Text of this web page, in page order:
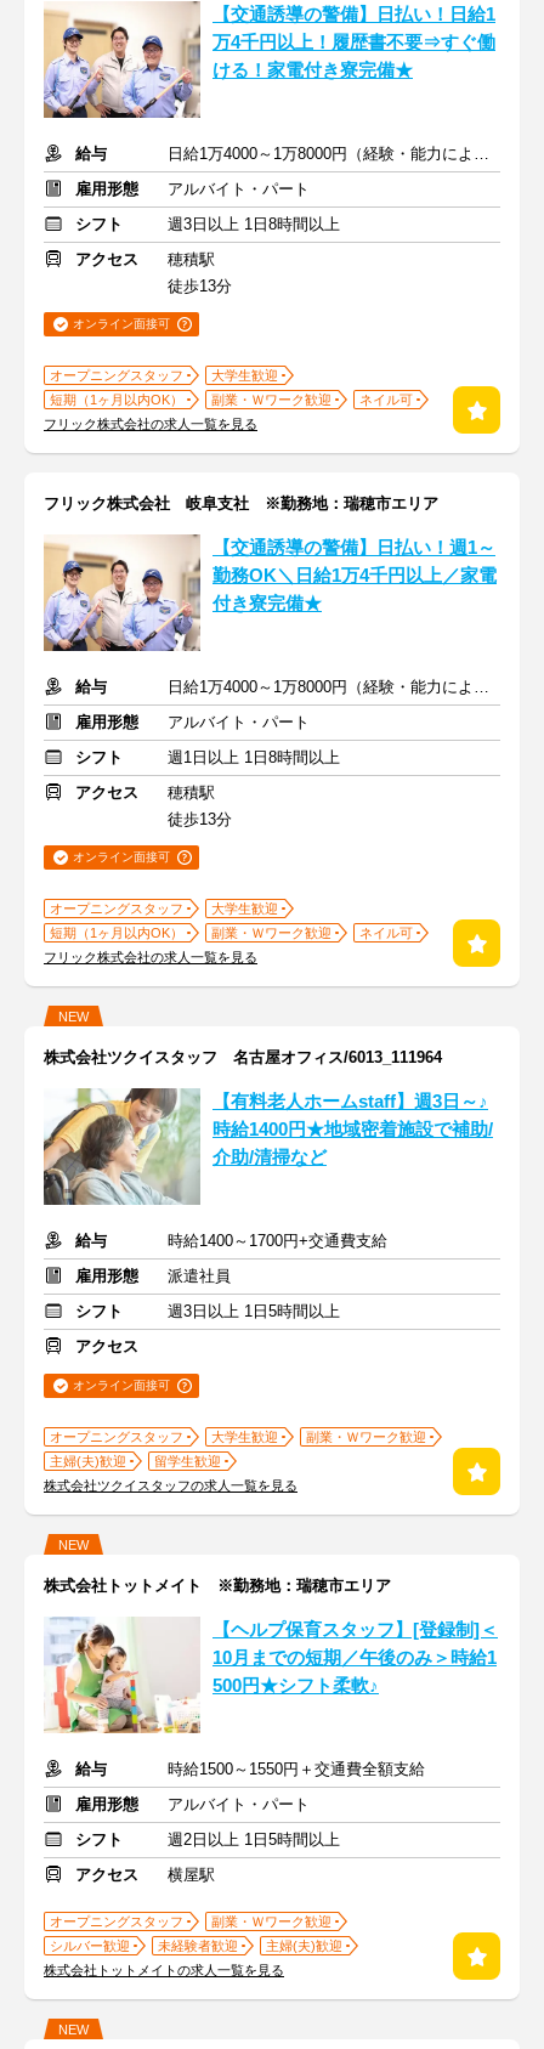
【交通誘導の警備】日払い！日給1
万4千円以上！履歴書不要⇒すぐ働
ける！家電付き寮完備★
給与
日給1万4000～1万8000円（経験・能力による）
雇用形態
アルバイト・パート
シフト
週3日以上 1日8時間以上
アクセス
穂積駅
徒歩13分
オンライン面接可
オープニングスタッフ
大学生歓迎
短期（1ヶ月以内OK）
副業・Ｗワーク歓迎
ネイル可
フリック株式会社の求人一覧を見る
フリック株式会社 岐阜支社 ※勤務地：瑞穂市エリア
【交通誘導の警備】日払い！週1～
勤務OK＼日給1万4千円以上／家電
付き寮完備★
給与
日給1万4000～1万8000円（経験・能力による）
雇用形態
アルバイト・パート
シフト
週1日以上 1日8時間以上
アクセス
穂積駅
徒歩13分
オンライン面接可
オープニングスタッフ
大学生歓迎
短期（1ヶ月以内OK）
副業・Ｗワーク歓迎
ネイル可
フリック株式会社の求人一覧を見る
NEW
株式会社ツクイスタッフ 名古屋オフィス/6013_111964
【有料老人ホームstaff】週3日～♪
時給1400円★地域密着施設で補助/
介助/清掃など
給与
時給1400～1700円+交通費支給
雇用形態
派遣社員
シフト
週3日以上 1日5時間以上
アクセス
オンライン面接可
オープニングスタッフ 大学生歓迎
副業・Ｗワーク歓迎
主婦(夫)歓迎
留学生歓迎
株式会社ツクイスタッフの求人一覧を見る
NEW
株式会社トットメイト ※勤務地：瑞穂市エリア
【ヘルプ保育スタッフ】[登録制]＜
10月までの短期／午後のみ＞時給1
500円★シフト柔軟♪
給与
時給1500～1550円＋交通費全額支給
雇用形態
アルバイト・パート
シフト
週2日以上 1日5時間以上
アクセス
横屋駅
オープニングスタッフ
副業・Ｗワーク歓迎
シルバー歓迎
未経験者歓迎
主婦(夫)歓迎
株式会社トットメイトの求人一覧を見る
NEW